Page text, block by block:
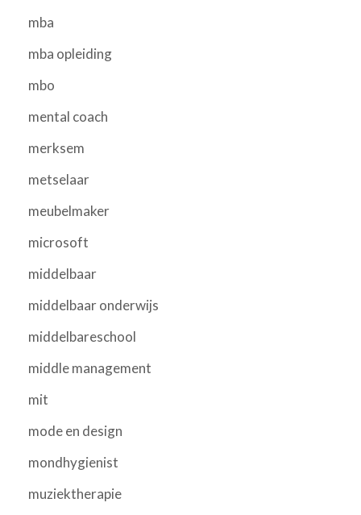
mba
mba opleiding
mbo
mental coach
merksem
metselaar
meubelmaker
microsoft
middelbaar
middelbaar onderwijs
middelbareschool
middle management
mit
mode en design
mondhygienist
muziektherapie